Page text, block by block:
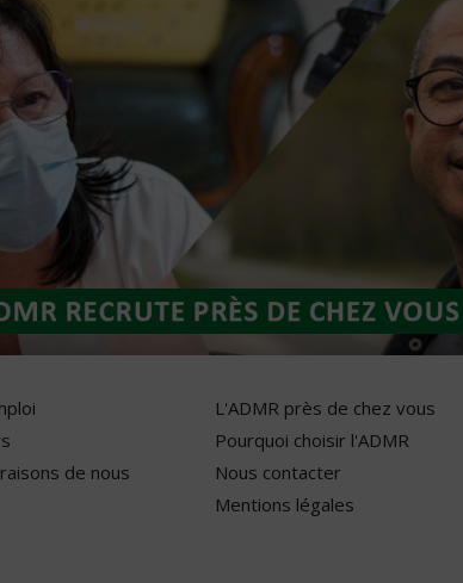
de nous
L'ADMR près de chez vous
Pourquoi choisir l'ADMR
Nous contacter
Mentions légales